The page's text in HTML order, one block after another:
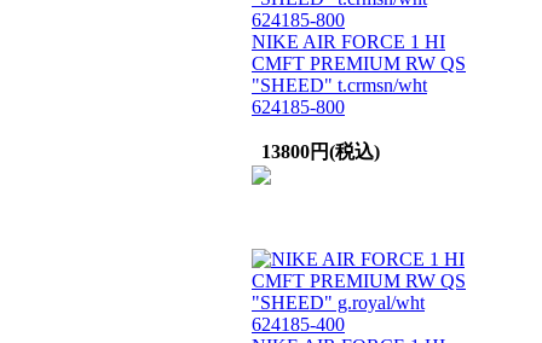
NIKE AIR FORCE 1 HI
CMFT PREMIUM RW QS
"SHEED" t.crmsn/wht
624185-800
13800円(税込)